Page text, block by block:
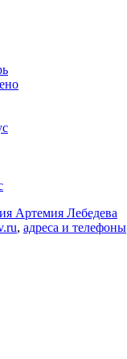
Артемия Лебедева
, адреса и телефоны